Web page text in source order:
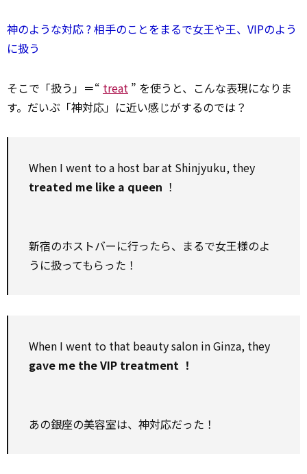
神のような対応 ? 相手のことをまるで女王や王、VIPのよう
に扱う
そこで「扱う」＝“ treat ” を使うと、こんな表現になりま
す。だいぶ「神対応」に近い感じがするのでは？
When I went toa host bar at Shinjyuku, they
treated me like a queen ！
新宿のホストバーに行ったら、まるで女王様のよ
うに扱ってもらった！
When I went to that beautysalon in Ginza, they
gave me the VIP treatment ！
あの銀座の美容室は、神対応だった！